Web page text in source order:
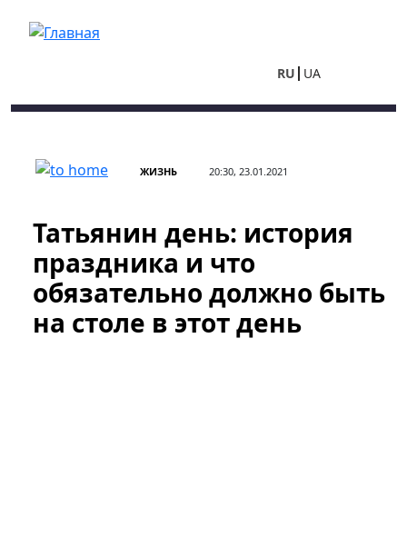
RU UA
ЖИЗНЬ 20:30, 23.01.2021
Татьянин день: история
праздника и что
обязательно должно быть
на столе в этот день